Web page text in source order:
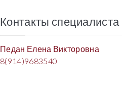
Контакты специалиста
Педан Елена Викторовна
8(914)9683540